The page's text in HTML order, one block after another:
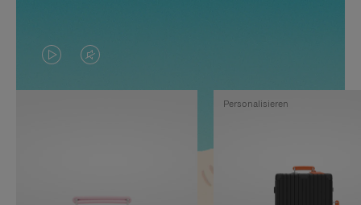
DAS
VIDEO
VIDEO
IST
Personalisieren